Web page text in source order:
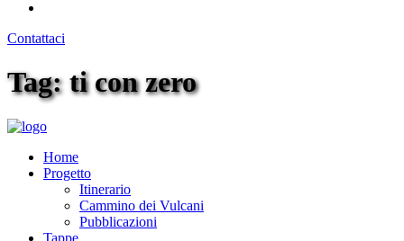
Contattaci
Tag: ti con zero
Home
Progetto
Itinerario
Cammino dei Vulcani
Pubblicazioni
Tappe